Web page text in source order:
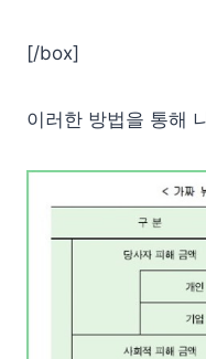
[/box]
이러한 방법을 통해